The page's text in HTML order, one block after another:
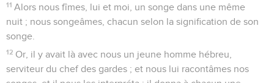
11 Alors nous fîmes, lui et moi, un songe dans une même
nuit ; nous songeâmes, chacun selon la signification de son
songe.
12 Or, il y avait là avec nous un jeune homme hébreu,
serviteur du chef des gardes ; et nous lui racontâmes nos